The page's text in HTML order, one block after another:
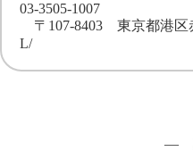
03-3505-1007
〒107-8403 東京都港区
L/
―